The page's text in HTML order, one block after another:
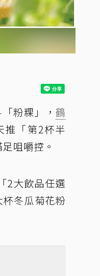
粉粿」， 鶴
推「第2杯半
咀嚼控。
2大飲品任選
冬瓜菊花粉